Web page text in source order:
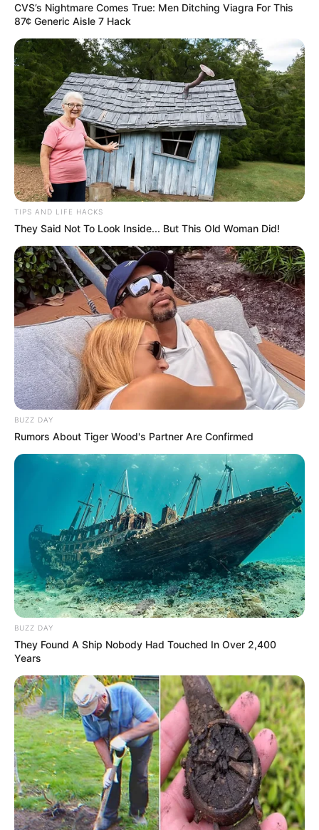
CVS’s Nightmare Comes True: Men Ditching Viagra For This
87¢ Generic Aisle 7 Hack
TIPS AND LIFE HACKS
They Said Not To Look Inside... But This Old Woman Did!
BUZZ DAY
Rumors About Tiger Wood's Partner Are Confirmed
BUZZ DAY
They Found A Ship Nobody Had Touched In Over 2,400
Years